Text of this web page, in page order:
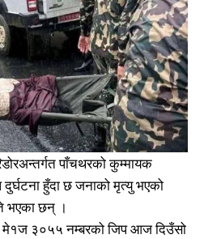
पाँचथरको कुम्मायक
दुर्घटना हुँदा छ जनाको मृत्यु भएको
भएका छन् ।
मे१ज ३०५५ नम्बरको जिप आज दिउँसो